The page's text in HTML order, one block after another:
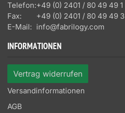
Telefon:+49 (0) 2401 / 80 49 49 1
Fax:
+49 (0) 2401 / 80 49 49 3
E-Mail: info@fabrilogy.com
INFORMATIONEN
Vertrag widerrufen
Versandinformationen
AGB